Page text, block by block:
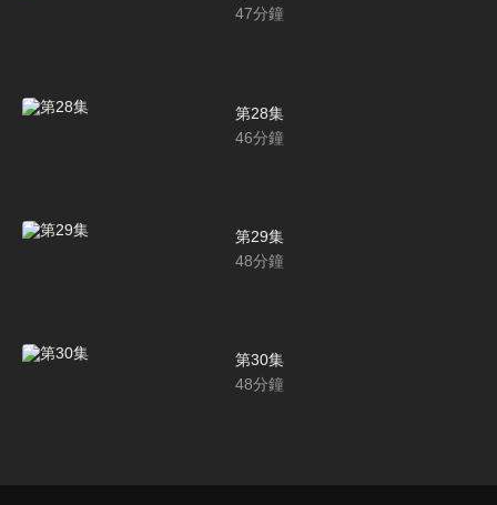
47分鐘
第28集
46分鐘
第29集
48分鐘
第30集
48分鐘